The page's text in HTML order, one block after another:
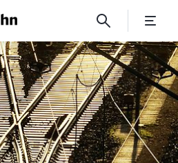
bis 10. Juli: